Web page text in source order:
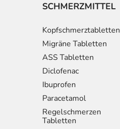
SCHMERZMITTEL
Kopfschmerztabletten
Migräne Tabletten
ASS Tabletten
Diclofenac
Ibuprofen
Paracetamol
Regelschmerzen
Tabletten